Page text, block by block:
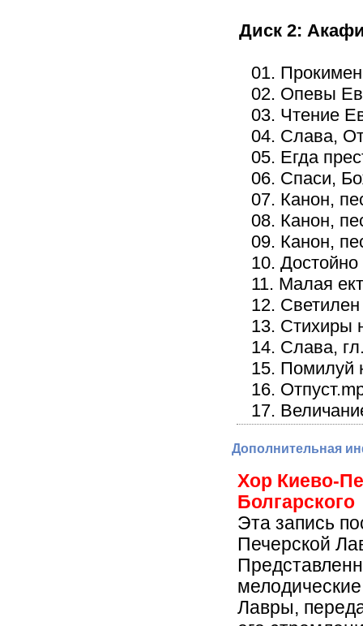
Диск 2:
01.
02. Опевы
03. Чтение
04. Слава,
05. Егда
06. Спаси,
07. Канон,
08. Канон,
09. Канон,
10. Достойно
11. Малая
12.
13. Стихиры
14. Слава,
15. Помилуй
16.
17.
Дополнительная
Хор Киево-
Болгарского
Этa запись
Печерской
Лавры,